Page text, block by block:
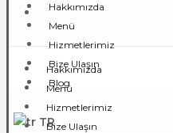
Blog
Hakkımızda
Menü
Hizmetlerimiz
Bize Ulaşın
Hakkımızda
Menü
Hizmetlerimiz
Bize Ulaşın
Blog
TR